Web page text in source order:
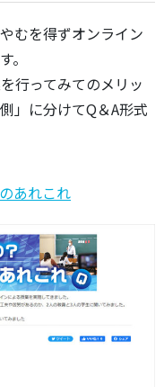
むを得ずオンライン
。
行ってみてのメリッ
」に分けてQ＆A形式
あれこれ